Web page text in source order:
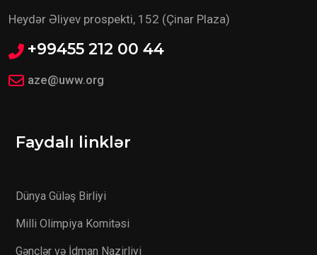
Heydər Əliyev prospekti, 152 (Çinar Plaza)
+99455 212 00 44
aze@uww.org
Faydalı linklər
Dünya Güləş Birliyi
Milli Olimpiya Komitəsi
Gənclər və İdman Nazirliyi